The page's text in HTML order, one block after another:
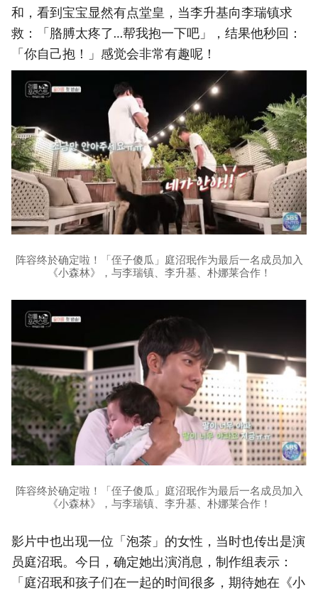
和，看到宝宝显然有点堂皇，当李升基向李瑞镇求
救：「胳膊太疼了…帮我抱一下吧」，结果他秒回：
「你自己抱！」感觉会非常有趣呢！
阵容终於确定啦！「侄子傻瓜」庭沼珉作为最后一名成员加入
《小森林》，与李瑞镇、李升基、朴娜莱合作！
阵容终於确定啦！「侄子傻瓜」庭沼珉作为最后一名成员加入
《小森林》，与李瑞镇、李升基、朴娜莱合作！
影片中也出现一位「泡茶」的女性，当时也传出是演
员庭沼珉。今日，确定她出演消息，制作组表示：
「庭沼珉和孩子们在一起的时间很多，期待她在《小